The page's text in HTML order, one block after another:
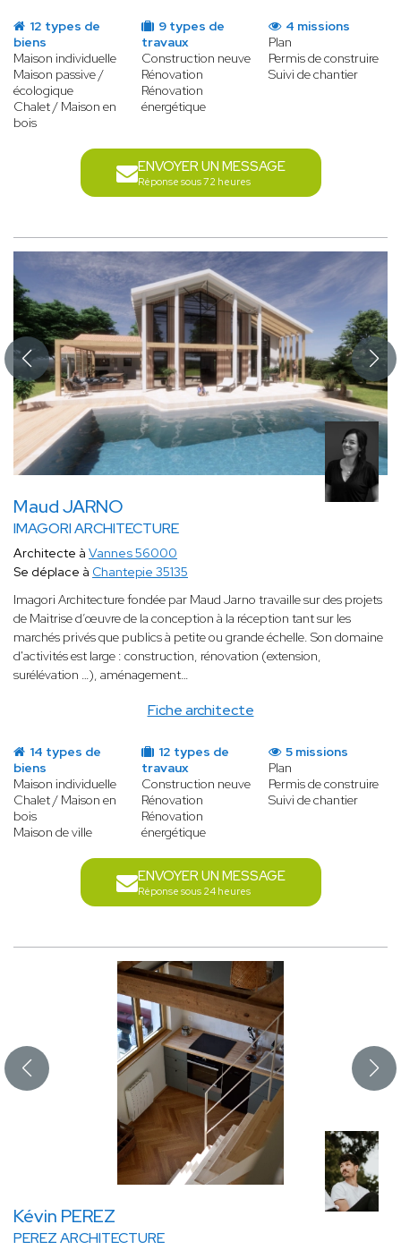
12 types de
biens
Maison individuelle
Maison passive /
écologique
Chalet / Maison en
bois
9 types de
travaux
Construction neuve
Rénovation
Rénovation
énergétique
4 missions
Plan
Permis de construire
Suivi de chantier
ENVOYER UN MESSAGE
Réponse sous 72 heures
Maud JARNO
IMAGORI ARCHITECTURE
Fiche architecte
Architecte à Vannes 56000
Se déplace à Chantepie 35135
Imagori Architecture fondée par Maud Jarno travaille sur des projets
de Maitrise d’œuvre de la conception à la réception tant sur les
marchés privés que publics à petite ou grande échelle. Son domaine
d'activités est large : construction, rénovation (extension,
surélévation …), aménagement…
14 types de
biens
Maison individuelle
Chalet / Maison en
bois
Maison de ville
12 types de
travaux
Construction neuve
Rénovation
Rénovation
énergétique
5 missions
Plan
Permis de construire
Suivi de chantier
ENVOYER UN MESSAGE
Réponse sous 24 heures
Kévin PEREZ
PEREZ ARCHITECTURE